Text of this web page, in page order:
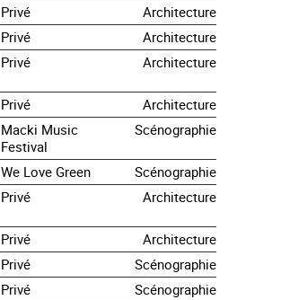
Privé
Architecture
Privé
Architecture
Privé Architecture
Privé
Architecture
Macki Music
Festival
Scénographie
We Love Green
Scénographie
Privé Architecture
Privé
Architecture
Privé
Scénographie
Privé
Scénographie